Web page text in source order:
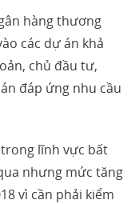
hàng thương
các dự án khả
chủ đầu tư,
đáp ứng nhu cầu
lĩnh vực bất
nhưng mức tăng
vì cần phải kiểm